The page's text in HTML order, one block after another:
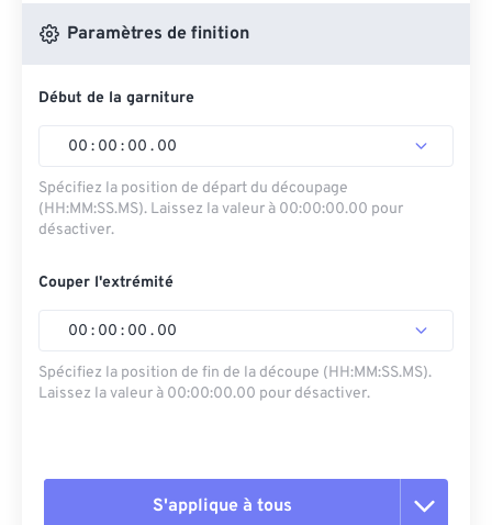
Paramètres de finition
Début de la garniture
00 : 00 : 00 . 00
Spécifiez la position de départ du découpage
(HH:MM:SS.MS). Laissez la valeur à 00:00:00.00 pour
désactiver.
Couper l'extrémité
00 : 00 : 00 . 00
Spécifiez la position de fin de la découpe (HH:MM:SS.MS).
Laissez la valeur à 00:00:00.00 pour désactiver.
S'applique à tous